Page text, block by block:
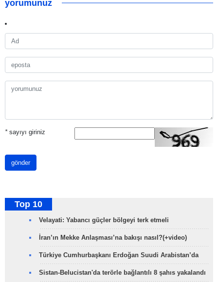
yorumunuz
*sayıyı giriniz
gönder
Top 10
Velayati: Yabancı güçler bölgeyi terk etmeli
İran’ın Mekke Anlaşması’na bakışı nasıl?(+video)
Türkiye Cumhurbaşkanı Erdoğan Suudi Arabistan’da
Sistan-Belucistan'da terörle bağlantılı 8 şahıs yakalandı